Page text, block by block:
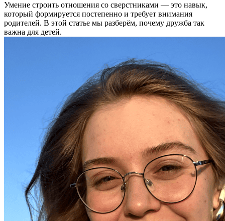
Умение строить отношения со сверстниками — это навык,
который формируется постепенно и требует внимания
родителей. В этой статье мы разберём, почему дружба так
важна для детей.